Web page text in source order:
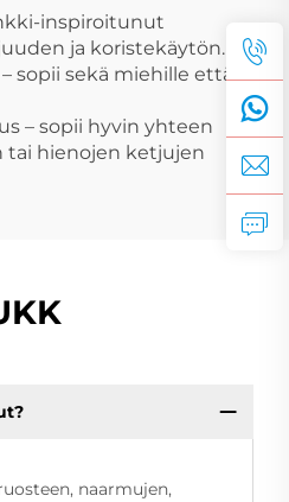
inspiroitunut
ja koristekäytön.
sopii sekä miehille että
– sopii hyvin yhteen
tai hienojen ketjujen
naarmujen,